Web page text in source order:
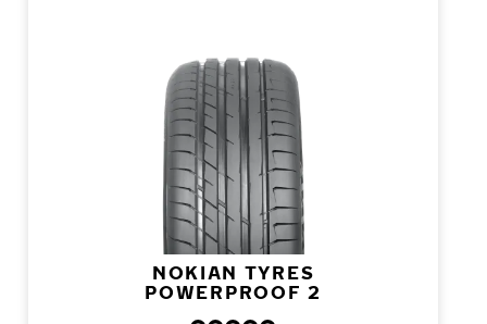
NOKIAN TYRES
POWERPROOF 2